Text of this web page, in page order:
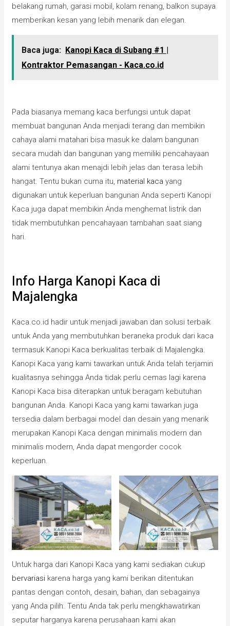
belakang rumah, garasi mobil, kolam renang, balkon supaya
memberikan kesan yang lebih menarik dan elegan.
Baca juga: Kanopi Kaca di Subang #1 |
Kontraktor Pemasangan - Kaca.co.id
Pada biasanya memang kaca berfungsi untuk dapat
membuat bangunan Anda menjadi terang dan membikin
cahaya alami matahari bisa masuk ke dalam bangunan
secara mudah dan bangunan yang memiliki pencahayaan
alami tentunya akan menajdi lebih jelas dan terasa lebih
hangat. Tentu bukan cuma itu, material kaca yang
digunakan untuk keperluan bangunan Anda seperti Kanopi
Kaca juga dapat membikin Anda menghemat listrik dan
tidak membutuhkan pencahayaan tambahan saat siang
hari.
Info Harga Kanopi Kaca di
Majalengka
Kaca.co.id hadir untuk menjadi jawaban dan solusi terbaik
untuk Anda yang membutuhkan beraneka produk dari kaca
termasuk Kanopi Kaca berkualitas terbaik di Majalengka.
Kanopi Kaca yang kami tawarkan untuk Anda telah terjamin
kualitasnya sehingga Anda tidak perlu cemas lagi karena
Kanopi Kaca bisa diterapkan untuk beragam kebutuhan
bangunan Anda. Kanopi Kaca yang kami tawarkan juga
tersedia dalam berbagai model dan desain yang menarik
merupakan Kanopi Kaca dengan minimalis modern dan
minimalis modern, Anda dapat mengorder cocok
keperluan.
Untuk harga dari Kanopi Kaca yang kami sediakan cukup
bervariasi karena harga yang kami berikan ditentukan
pantas dengan contoh, desain, bahan, dan sebagainya
yang Anda pilih. Tentu Anda tak perlu mengkhawatirkan
seputar harganya karena perusahaan kami akan